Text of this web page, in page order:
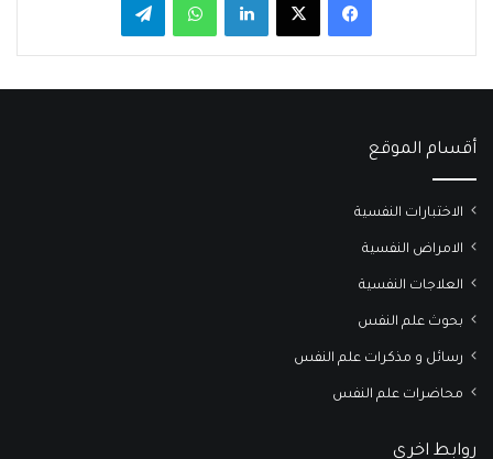
أقسام الموقع
الاختبارات النفسية
الامراض النفسية
العلاجات النفسية
بحوث علم النفس
رسائل و مذكرات علم النفس
محاضرات علم النفس
روابط اخرى